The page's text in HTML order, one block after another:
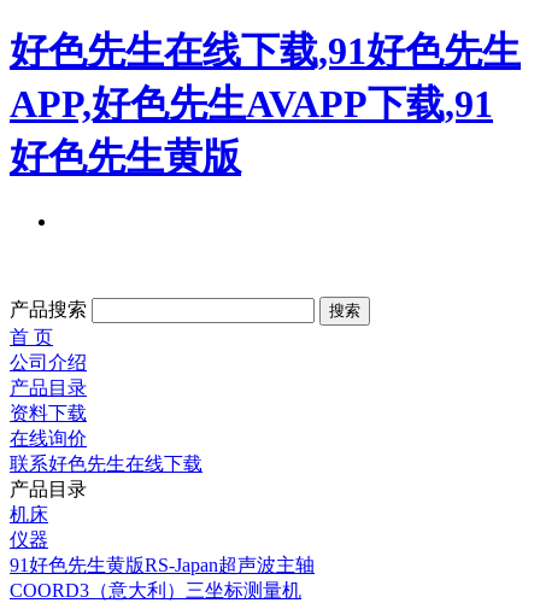
好色先生在线下载,91好色先生
APP,好色先生AVAPP下载,91
好色先生黄版
产品搜索
首 页
公司介绍
产品目录
资料下载
在线询价
联系好色先生在线下载
产品目录
机床
仪器
91好色先生黄版RS-Japan超声波主轴
COORD3（意大利）三坐标测量机